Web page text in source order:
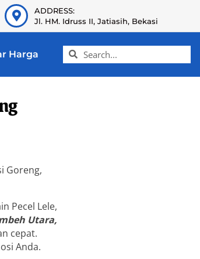
ADDRESS:
Jl. HM. Idruss II, Jatiasih, Bekasi
Harga
Goreng,
Pecel Lele,
Utara,
cepat.
Anda.